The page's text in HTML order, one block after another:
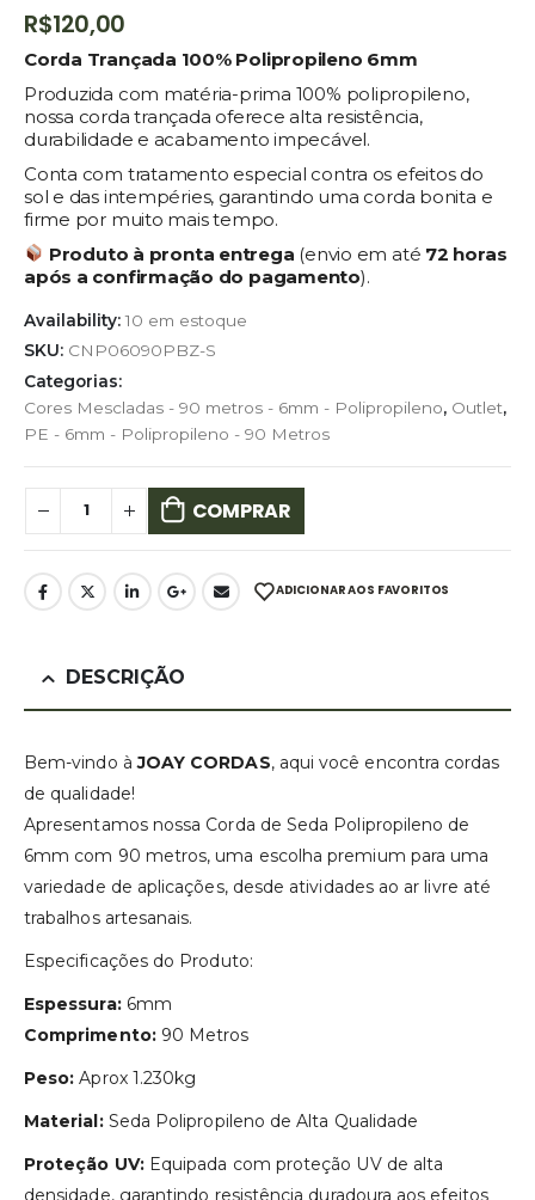
R$120,00
Corda Trançada 100% Polipropileno 6mm
Produzida com matéria-prima 100% polipropileno,
nossa corda trançada oferece alta resistência,
durabilidade e acabamento impecável.
Conta com tratamento especial contra os efeitos do
sol e das intempéries, garantindo uma corda bonita e
firme por muito mais tempo.
Produto à pronta entrega (envio em até 72 horas
após a confirmação do pagamento).
Availability:10 em estoque
SKU: CNP06090PBZ-S
Categorias:
Cores Mescladas - 90 metros - 6mm - Polipropileno, Outlet,
PE - 6mm - Polipropileno - 90 Metros
COMPRAR
ADICIONAR AOS FAVORITOS
DESCRIÇÃO
Bem-vindo àJOAY CORDAS, aqui você encontra cordas
de qualidade!
Apresentamos nossa Corda de Seda Polipropileno de
6mm com 90 metros, uma escolha premium para uma
variedade de aplicações, desde atividades ao ar livre até
trabalhos artesanais.
Especificações do Produto:
Espessura:6mm
Comprimento:90 Metros
Peso:Aprox 1.230kg
Material:Seda Polipropileno de Alta Qualidade
Proteção UV:Equipada com proteção UV de alta
densidade, garantindo resistência duradoura aos efeitos